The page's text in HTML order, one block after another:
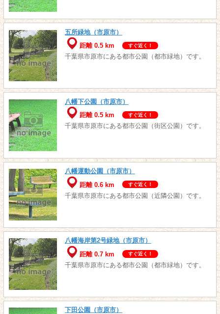
五所緑地（市原市）
距離 0.5 km
すぐ近く！
千葉県市原市にある都市公園（都市緑地）です。
八幡下公園（市原市）
距離 0.5 km
すぐ近く！
千葉県市原市にある都市公園（街区公園）です。
八幡運動公園（市原市）
距離 0.6 km
すぐ近く！
千葉県市原市にある都市公園（近隣公園）です。
八幡海岸第2号緑地（市原市）
距離 0.7 km
すぐ近く！
千葉県市原市にある都市公園（都市緑地）です。
下田公園（市原市）